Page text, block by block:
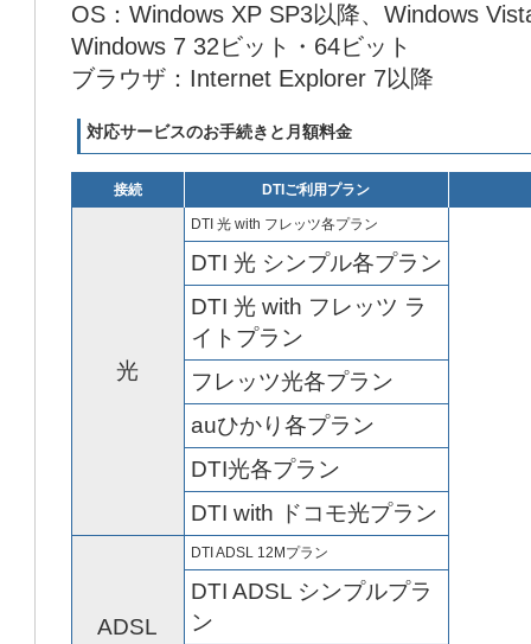
OS：Windows XP SP3以降、Windows
Windows 7 32ビット・64ビット
ブラウザ：Internet Explorer 7以降
対応サービスのお手続きと月額料金
接続 DTIご利用プラン
光
DTI 光 with フレッツ各プラン
DTI 光 シンプル各プラン
DTI 光 with フレッツ ラ
イトプラン
フレッツ光各プラン
auひかり各プラン
DTI光各プラン
DTI with ドコモ光プラン
ADSL
DTI ADSL 12Mプラン
DTI ADSL シンプルプラ
ン